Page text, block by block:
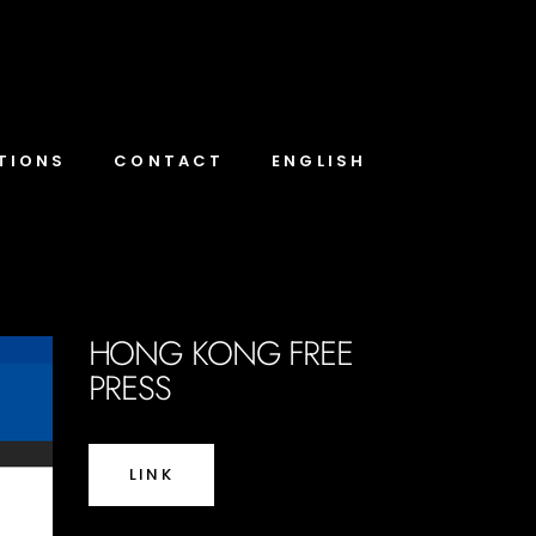
CONTACT ENGLISH
HONG KONG FREE
PRESS
LINK